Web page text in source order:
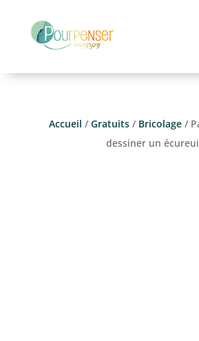
Accueil / Gratuits/ Bricolage/
dessiner un